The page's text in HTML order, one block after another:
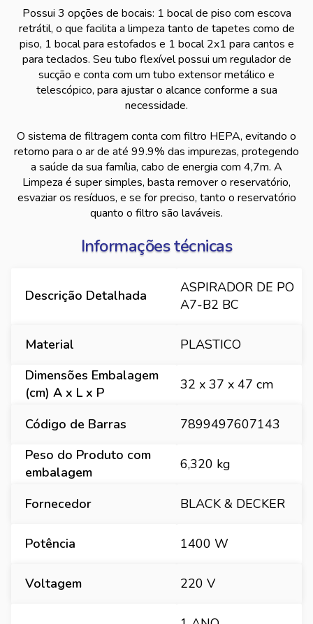
Possui 3 opções de bocais: 1 bocal de piso com escova
retrátil, o que facilita a limpeza tanto de tapetes como de
piso, 1 bocal para estofados e 1 bocal 2x1 para cantos e
para teclados. Seu tubo flexível possui um regulador de
sucção e conta com um tubo extensor metálico e
telescópico, para ajustar o alcance conforme a sua
necessidade.
O sistema de filtragem conta com filtro HEPA, evitando o
retorno para o ar de até 99.9% das impurezas, protegendo
a saúde da sua família, cabo de energia com 4,7m. A
Limpeza é super simples, basta remover o reservatório,
esvaziar os resíduos, e se for preciso, tanto o reservatório
quanto o filtro são laváveis.
Informações técnicas
Descrição Detalhada
ASPIRADOR DE PO
A7-B2 BC
Material
PLASTICO
Dimensões Embalagem
(cm) A x L x P
32 x 37 x 47 cm
Código de Barras
7899497607143
Peso do Produto com
embalagem
6,320 kg
Fornecedor BLACK & DECKER
Potência 1400 W
Voltagem 220 V